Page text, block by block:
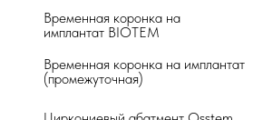
Временная коронка на имплантат
(промежуточная)
Временная коронка на
имплантат BIOTEM